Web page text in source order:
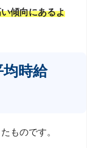
傾向にあるよ
時給
ものです。